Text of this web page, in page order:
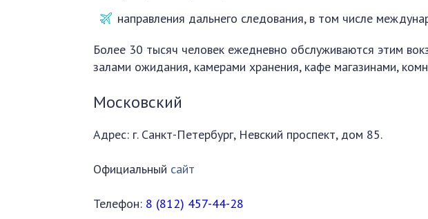
направления дальнего следования, в том числе
Более 30 тысяч человек ежедневно обслуживаются этим
залами ожидания, камерами хранения, кафе магазинами,
Московский
Адрес: г. Санкт-Петербург, Невский проспект, дом 85.
Официальный сайт
Телефон: 8 (812) 457-44-28